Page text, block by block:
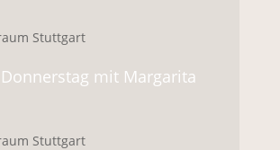
Stuttgart
mit Margarita
Stuttgart